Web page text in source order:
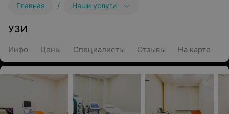
Главная / Наши услуги
УЗИ
Инфо Цены Специалисты Отзывы На карте